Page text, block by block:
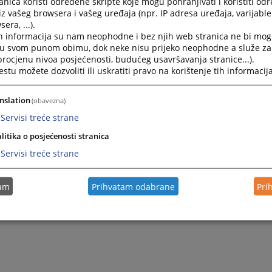
04, 67/05 i 8/06, u daljem tekstu: Zakon o državnoj
na osnovu tog zakona,
primjenjuje se Zakon o namještenicima u
Federaciji Bosne i Hercegovine (“Službene novine
broj 49/05, u daljem tekstu: Zakon o namještenicima
na osnovu tog zakona.
i dužnosti državnih službenika i namještenika pored
primjenjuju se, u skladu sa zakonom i opći propisi o
vašeg browsera i vašeg uređaja (npr. IP adresa uređaja,
...).
informacija su nam neophodne i bez njih web stranica ne bi
svom punom obimu, dok neke nisu prijeko neophodne a služe
nivoa posjećenosti, budućeg usavršavanja stranice...).
možete dozvoliti ili uskratiti pravo na korištenje tih
(obavezna)
Servisi treće strane
o posjećenosti stranica
Servisi treće strane
Prihvatam odabrane